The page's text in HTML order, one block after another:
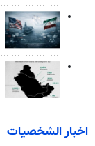
اخبار الشخصيات